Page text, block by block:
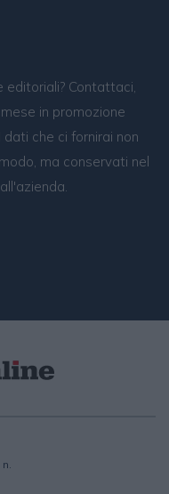
Contattaci,
in promozione
che ci fornirai non
ma conservati nel